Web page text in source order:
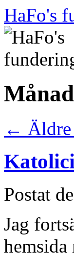
Hoppa
till
innehåll
HaFo's
←
Postat
Jag